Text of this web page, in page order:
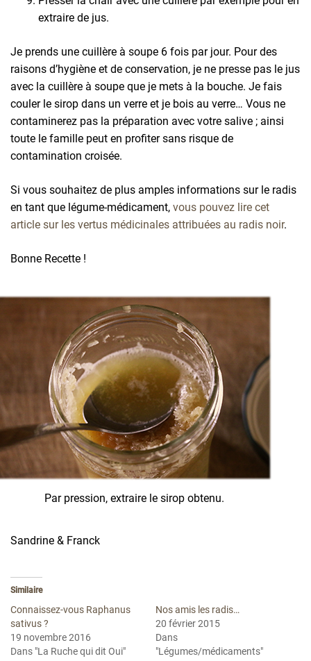
extraire de jus.
Je prends une cuillère à soupe 6 fois par jour. Pour des
raisons d’hygiène et de conservation, je ne presse pas le jus
avec la cuillère à soupe que je mets à la bouche. Je fais
couler le sirop dans un verre et je bois au verre… Vous ne
contaminerez pas la préparation avec votre salive ; ainsi
toute le famille peut en profiter sans risque de
contamination croisée.
Si vous souhaitez de plus amples informations sur le radis
en tant que légume-médicament, vous pouvez lire cet
article sur les vertus médicinales attribuées au radis noir.
Bonne Recette !
Par pression, extraire le sirop obtenu.
Sandrine & Franck
Similaire
Connaissez-vous Raphanus
sativus ?
19 novembre 2016
Dans "La Ruche qui dit Oui"
Nos amis les radis…
20 février 2015
Dans
"Légumes/médicaments"